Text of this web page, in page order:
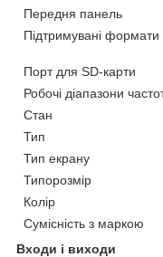
Передня панель
Підтримувані формати
Порт для SD-карти
Робочі діапазони
Стан
Тип
Тип екрану
Типорозмір
Колір
Сумісність з маркою
Входи і виходи